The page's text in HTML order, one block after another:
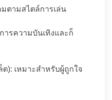
ตามสไตล์การเล่น
ารความบันเทิงและก็
): เหมาะสำหรับผู้ถูกใจ